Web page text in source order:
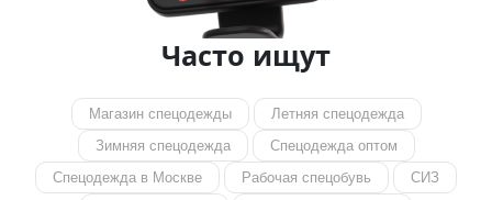
Часто ищут
Магазин спецодежды
Летняя спецодежда
Зимняя спецодежда
Спецодежда оптом
Спецодежда в Москве
Рабочая спецобувь
СИЗ